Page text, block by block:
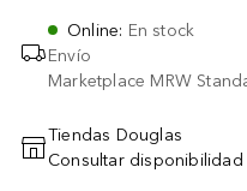
Online: En stock
Envío
Marketplace MRW
Tiendas Douglas
Consultar disponibilidad